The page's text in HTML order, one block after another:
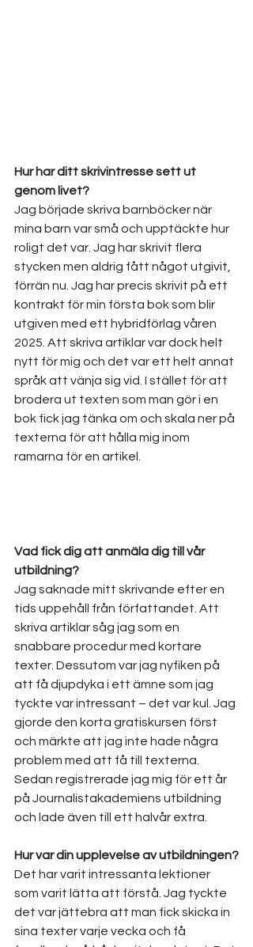
Hur har ditt skrivintresse sett ut
genom livet?
Jag började skriva barnböcker när
mina barn var små och upptäckte hur
roligt det var. Jag har skrivit flera
stycken men aldrig fått något utgivit,
förrän nu. Jag har precis skrivit på ett
kontrakt för min första bok som blir
utgiven med ett hybridförlag våren
2025. Att skriva artiklar var dock helt
nytt för mig och det var ett helt annat
språk att vänja sig vid. I stället för att
brodera ut texten som man gör i en
bok fick jag tänka om och skala ner på
texterna för att hålla mig inom
ramarna för en artikel.
Vad fick dig att anmäla dig till vår
utbildning?
Jag saknade mitt skrivande efter en
tids uppehåll från författandet. Att
skriva artiklar såg jag som en
snabbare procedur med kortare
texter. Dessutom var jag nyfiken på
att få djupdyka i ett ämne som jag
tyckte var intressant – det var kul. Jag
gjorde den korta gratiskursen först
och märkte att jag inte hade några
problem med att få till texterna.
Sedan registrerade jag mig för ett år
på Journalistakademiens utbildning
och lade även till ett halvår extra.
Hur var din upplevelse av utbildningen?
Det har varit intressanta lektioner
som varit lätta att förstå. Jag tyckte
det var jättebra att man fick skicka in
sina texter varje vecka och få